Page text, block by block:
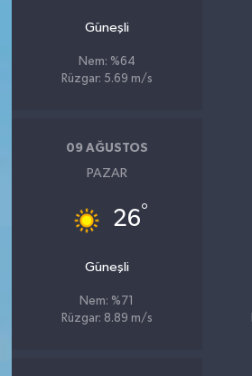
Güneşli
Nem: %64
Rüzgar: 5.69 m/s
09 AĞUSTOS
PAZAR
26°
Güneşli
Nem: %71
Rüzgar: 8.89 m/s